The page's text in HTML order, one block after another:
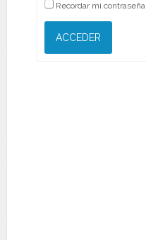
Recordar mi contraseña
ACCEDER